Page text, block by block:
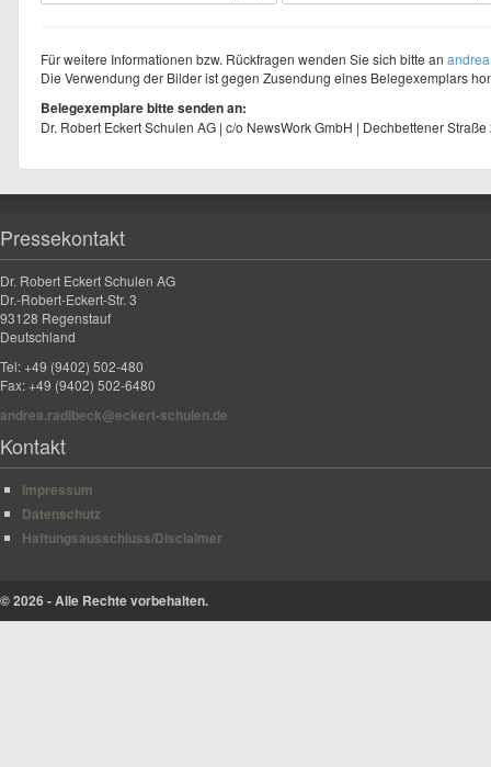
Für weitere Informationen bzw. Rückfragen wenden Sie sich bitte an
Die Verwendung der Bilder ist gegen Zusendung eines Belegexemplars
Belegexemplare bitte senden an:
Dr. Robert Eckert Schulen AG | c/o NewsWork GmbH | Dechbettener
Pressekontakt
Dr. Robert Eckert Schulen AG
Dr.-Robert-Eckert-Str. 3
93128 Regenstauf
Deutschland
Tel: +49 (9402) 502-480
Fax: +49 (9402) 502-6480
andrea.radlbeck@eckert-schulen.de
Kontakt
Impressum
Datenschutz
Haftungsausschluss/Disclaimer
© 2026 - Alle Rechte vorbehalten.